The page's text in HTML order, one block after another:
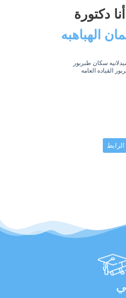
دكتورة
الهباهبه
سكان طبربور
القياده العامه